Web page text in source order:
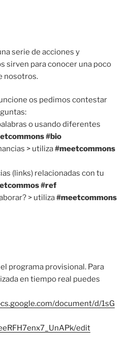
serie de acciones y
sirven para conocer una poco
nosotros.
os pedimos contestar
o usando diferentes
#bio
> utiliza#meetcommons
(links) relacionadas con tu
#ref
> utiliza#meetcommons
programa provisional. Para
en tiempo real puedes
document/d/1sG
edit